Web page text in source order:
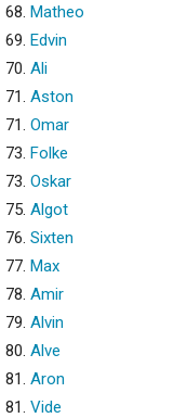
68. Matheo
69. Edvin
70. Ali
71. Aston
71. Omar
73. Folke
73. Oskar
75. Algot
76. Sixten
77. Max
78. Amir
79. Alvin
80. Alve
81. Aron
81. Vide